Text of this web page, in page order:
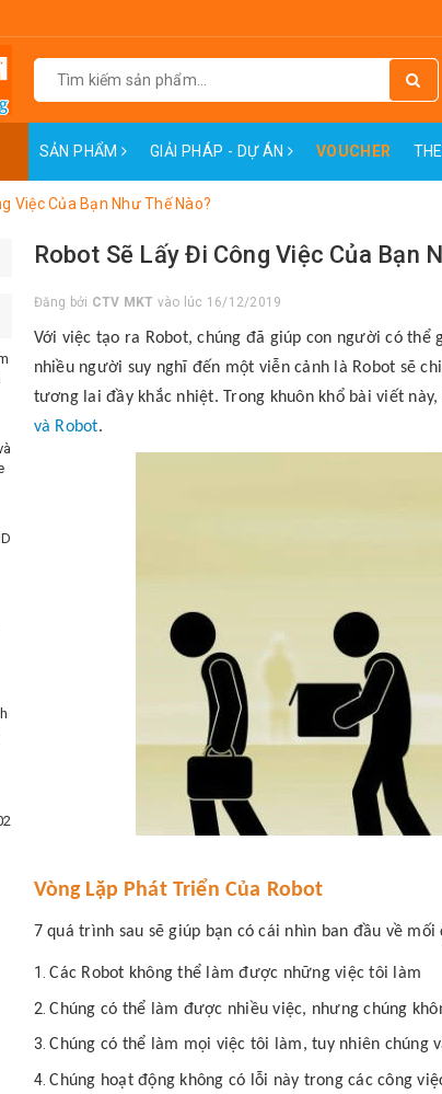
SẢN PHẨM GIẢI PHÁP - DỰ ÁN VOUCHER
Việc Của Bạn Như Thế Nào?
Robot Sẽ Lấy Đi Công Việc Của Bạn
Đăng bởi CTV MKT vào lúc 16/12/2019
Với việc tạo ra Robot, chúng đã giúp con người có thể
nhiều người suy nghĩ đến một viễn cảnh là Robot sẽ
tương lai đầy khắc nhiệt. Trong khuôn khổ bài viết
và Robot.
Vòng Lặp Phát Triển Của Robot
7 quá trình sau sẽ giúp bạn có cái nhìn ban đầu về
Các Robot không thể làm được những việc tôi làm
Chúng có thể làm được nhiều việc, nhưng chúng
Chúng có thể làm mọi việc tôi làm, tuy nhiên chúng
Chúng hoạt động không có lỗi này trong các công